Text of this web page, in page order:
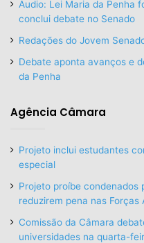
Áudio: Lei Maria da Penha
conclui debate no Senado
Redações do Jovem
Debate aponta avanços e
da Penha
Agência Câmara
Projeto inclui estudantes
especial
Projeto proíbe
reduzirem pena nas Forças
Comissão da Câmara
universidades na quarta-